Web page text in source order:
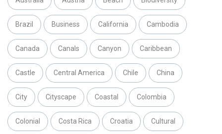
Brazil Business California Cambodia
Canada Canals Canyon Caribbean
Castle Central America Chile China
City Cityscape Coastal Colombia
Colonial Costa Rica Croatia Cultural